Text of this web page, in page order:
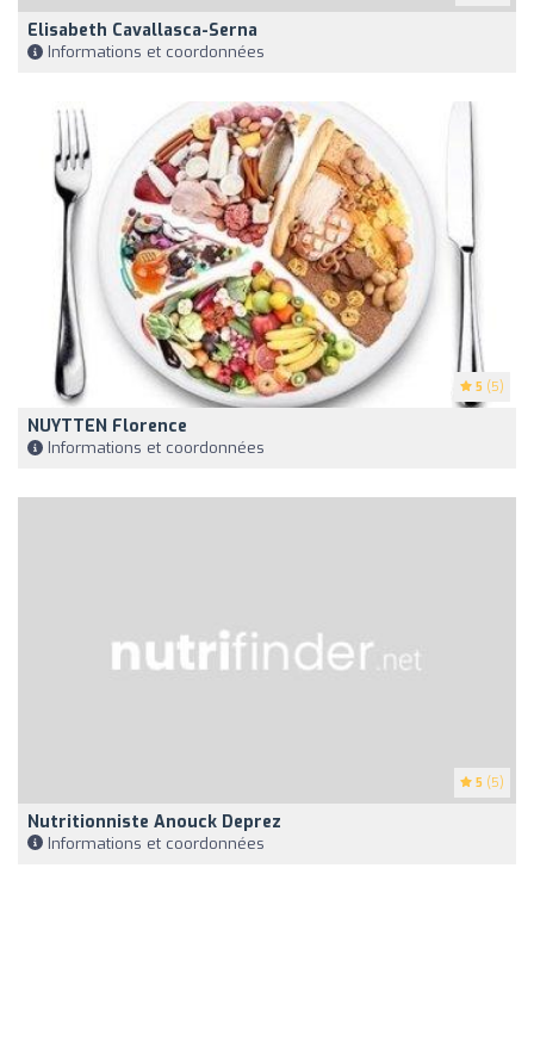
Elisabeth Cavallasca-Serna
Informations et coordonnées
5 (5)
NUYTTEN Florence
Informations et coordonnées
5 (5)
Nutritionniste Anouck Deprez
Informations et coordonnées